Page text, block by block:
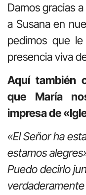
Damos gracias
a Susana en
pedimos que
presencia viva
Aquí también
que María
impresa de
«El Señor ha
estamos
Puedo decirlo